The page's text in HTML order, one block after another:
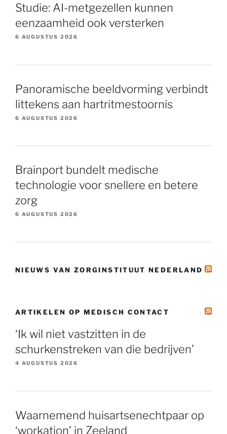
Studie: AI-metgezellen kunnen
eenzaamheid ook versterken
6 AUGUSTUS 2026
Panoramische beeldvorming verbindt
littekens aan hartritmestoornis
6 AUGUSTUS 2026
Brainport bundelt medische
technologie voor snellere en betere
zorg
6 AUGUSTUS 2026
NIEUWS VAN ZORGINSTITUUT NEDERLAND
ARTIKELEN OP MEDISCH CONTACT
‘Ik wil niet vastzitten in de
schurkenstreken van die bedrijven’
4 AUGUSTUS 2026
Waarnemend huisartsenechtpaar op
‘workation’ in Zeeland